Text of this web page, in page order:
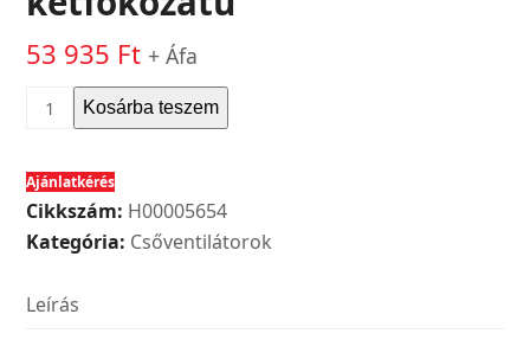
53 935 Ft + Áfa
Helios
C
tip.
fémházas
csőventilátor
Kosárba teszem
Ajánlatkérés
Cikkszám: H00005654
Kategória: Csőventilátorok
Leírás